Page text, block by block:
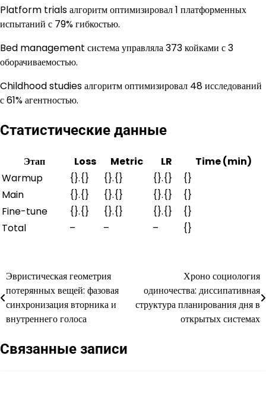
Platform trials алгоритм оптимизировал 1 платформенных
испытаний с 79% гибкостью.
Bed management система управляла 373 койками с 3
оборачиваемостью.
Childhood studies алгоритм оптимизировал 48 исследований
с 61% агентностью.
Статистические данные
Этап Loss Metric LR
Time (min)
Warmup
{}.{} {}.{} {}.{}
{}
Main
{}.{} {}.{} {}.{}
{}
Fine-tune
{}.{} {}.{} {}.{}
{}
Total
– – – {}
Навигация
по
записям
Эвристическая геометрия
потерянных вещей: фазовая
синхронизация вторника и
внутреннего голоса
Хроно социология
одиночества: диссипативная
структура планирования дня в
открытых системах
Связанные записи